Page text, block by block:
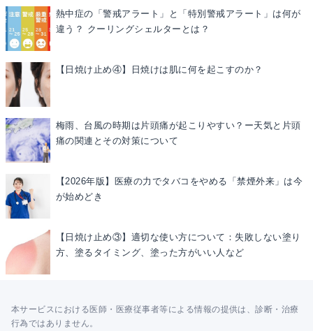
熱中症の「警戒アラート」と「特別警戒アラート」は何が
違う？ クーリングシェルターとは？
【日焼け止め④】日焼けは肌に何を起こすのか？
梅雨、台風の時期は片頭痛が起こりやすい？ー天気と片頭
痛の関連とその対策について
【2026年版】医療の力でタバコをやめる「禁煙外来」は今
が始めどき
【日焼け止め③】適切な使い方について：失敗しない塗り
方、塗るタイミング、塗った方がいい人など
本サービスにおける医師・医療従事者等による情報の提供は、診断・治療
行為ではありません。